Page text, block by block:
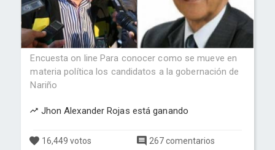
Encuesta on line Para conocer como se mueve en
materia política los candidatos a la gobernación de
Nariño
Jhon Alexander Rojas está ganando
16,449 votos 267 comentarios